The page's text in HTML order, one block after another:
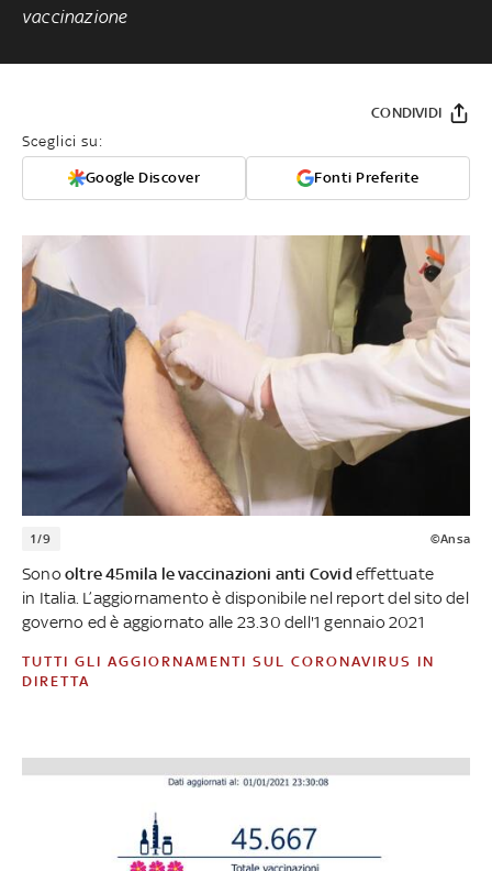
vaccinazione
Sceglici su:
Google Discover Fonti Preferite
CONDIVIDI
1/9 ©Ansa
Sono oltre 45mila le vaccinazioni anti Covideffettuate
in Italia. L’aggiornamento è disponibile nel report del sito del
governo ed è aggiornato alle 23.30 dell'1 gennaio 2021
TUTTI GLI AGGIORNAMENTI SUL CORONAVIRUS IN
DIRETTA